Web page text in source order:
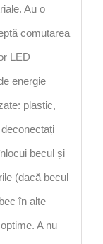
Au o
comutarea
LED
energie
plastic,
becul și
(dacă becul
în alte
A nu